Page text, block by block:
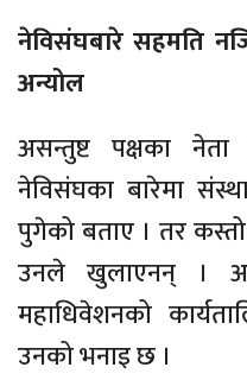
नेविसंघबारे सहमति
अन्योल
असन्तुष्ट पक्षका
नेविसंघका बारेमा
पुगेको बताए । तर
उनले खुलाएनन् ।
महाधिवेशनको
उनको भनाइ छ ।